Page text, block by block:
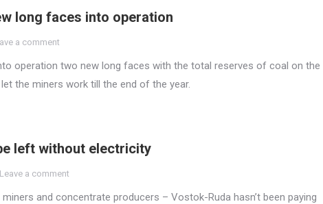
long faces into operation
a comment
operation two new long faces with the total reserves of coal on the
the miners work till the end of the year.
left without electricity
Leave a comment
and concentrate producers – Vostok-Ruda hasn’t been paying